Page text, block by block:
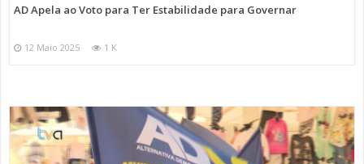
AD Apela ao Voto para Ter Estabilidade para Governar
12 Maio 2025 1 K